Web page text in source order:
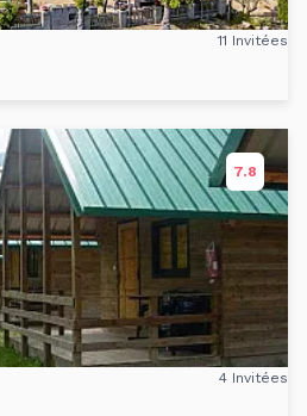
11 Invitées
7.8
4 Invitées